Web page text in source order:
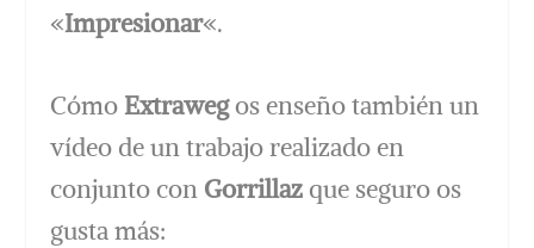
«Impresionar«.
Cómo Extrawegos enseño también un
vídeo de un trabajo realizado en
conjunto con Gorrillaz que seguro os
gusta más: